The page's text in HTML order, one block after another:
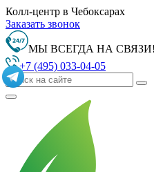
Колл-центр в Чебоксарах
Заказать звонок
МЫ ВСЕГДА НА СВЯЗИ!
+7 (495) 033-04-05